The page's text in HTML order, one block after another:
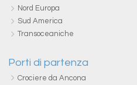
Nord Europa
Sud America
Transoceaniche
Porti di partenza
Crociere da Ancona